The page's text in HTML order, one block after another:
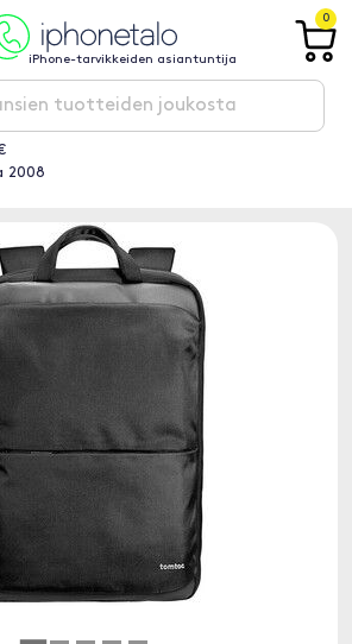
iPhone-tarvikkeiden asiantuntija
0
2008